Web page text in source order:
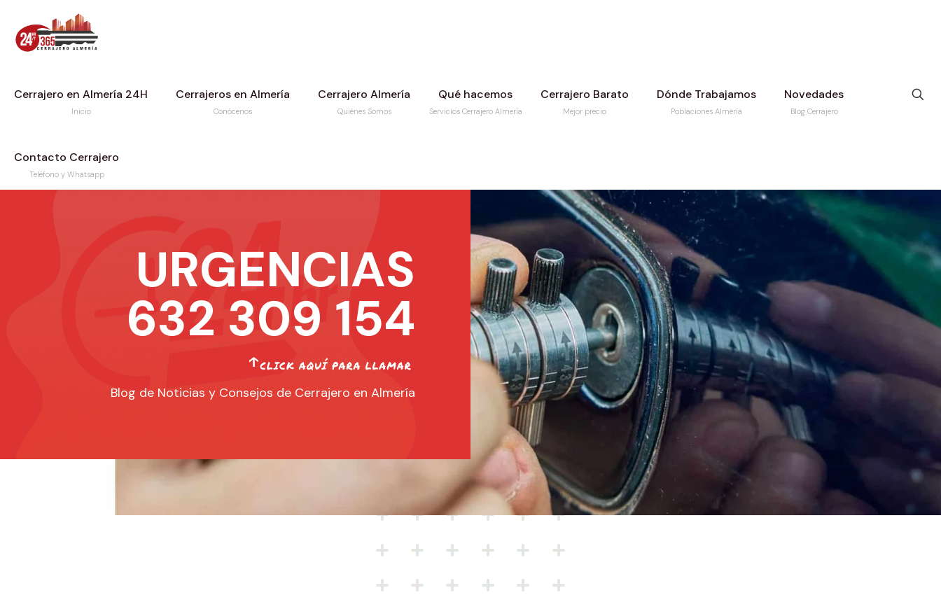
Cerrajero en Almería 24H
Inicio
Cerrajeros en Almería
Conócenos
Cerrajero Almería
Quiénes Somos
Qué hacemos
Servicios Cerrajero Almería
Cerrajero Barato
Mejor precio
Dónde Trabajamos
Poblaciones Almería
Novedades
Blog Cerrajero
Contacto Cerrajero
Teléfono y Whatsapp
URGENCIAS
632 309 154
Blog de Noticias y Consejos de Cerrajero en Almería